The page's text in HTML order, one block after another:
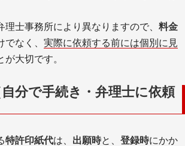
理士事務所により異なりますので、 料金
でなく、 実際に依頼する前には個別に見
が大切です。
分で手続き・弁理士に依頼
特許印紙代は、 出願時と、 登録時にかか